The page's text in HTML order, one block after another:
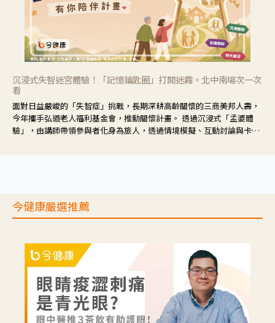
沉浸式失智迷宮體驗！「記憶鑰匙圈」打開迷霧。北中南場次一次
看
面對日益嚴峻的「失智症」挑戰，長期深耕高齡關懷的三商美邦人壽，
今年攜手弘道老人福利基金會，推動關懷計畫。 透過沉浸式「孟婆體
驗」，由講師帶領參與者化身為旅人，透過情境模擬、互動討論與卡牌
今健康嚴選推薦